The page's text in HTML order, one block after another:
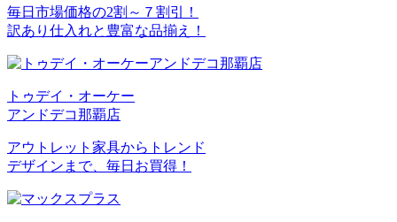
毎日市場価格の2割～７割引！
訳あり仕入れと豊富な品揃え！
トゥデイ・オーケー
アンドデコ那覇店
アウトレット家具からトレンド
デザインまで、毎日お買得！